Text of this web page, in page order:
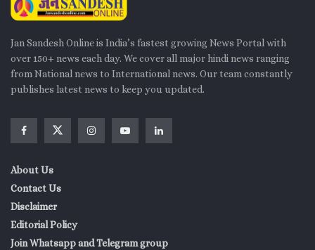
जेएमएम में शामिल हो जाते हैं, तो हेमंत सोरेन अकेले दम पर बहुमत हासिल कर
लेंगे।
बिहार और असम के चुनावों से जो ‘इंडिया’ ब्लॉक में तल्खी शुरू हुई थी, वह
राज्यसभा चुनावों में खुलकर सामने आ गई है। झारखंड की राजनीति फिलहाल
एक दोराहे पर खड़ी है। बीजेपी तमाशबीन बनकर इस पूरे ‘खेले’ के मजे ले रही
का साथ बना रहता है या फिर सूबे की जनता को एक नए राजनीतिक गठबंधन
वाली सरकार देखने को मिलेगी।
Jan Sandesh Online is India’s fastest growing News Portal with
over 150+ news each day. We cover all major hindi news ranging
from National news to International news. Our team constantly
publishes latest news to keep you updated.
About Us
Contact Us
Disclaimer
Editorial Policy
Join Whatsapp and Telegram group